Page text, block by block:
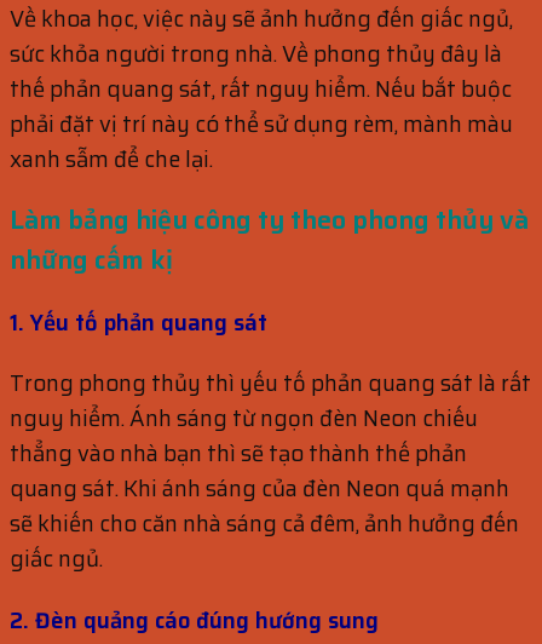
Về khoa học, việc này sẽ ảnh hưởng đến giấc ngủ,
sức khỏa người trong nhà. Về phong thủy đây là
thế phản quang sát, rất nguy hiểm. Nếu bắt buộc
phải đặt vị trí này có thể sử dụng rèm, mành màu
xanh sẫm để che lại.
Làm bảng hiệu công ty theo phong thủy và
những cấm kị
1. Yếu tố phản quang sát
Trong phong thủy thì yếu tố phản quang sát là rất
nguy hiểm. Ánh sáng từ ngọn đèn Neon chiếu
thẳng vào nhà bạn thì sẽ tạo thành thế phản
quang sát. Khi ánh sáng của đèn Neon quá mạnh
sẽ khiến cho căn nhà sáng cả đêm, ảnh hưởng đến
giấc ngủ.
2. Đèn quảng cáo đúng hướng sung